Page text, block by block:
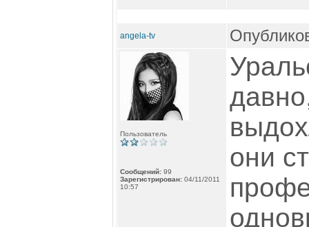
angela-tv
Пользователь
Сообщений: 99
Зарегистрирован: 04/11/2011
10:57
они